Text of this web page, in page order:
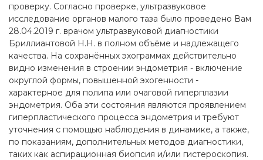
проверку. Согласно проверке, ультразвуковое
исследование органов малого таза было проведено Вам
28.04.2019 г. врачом ультразвуковой диагностики
Бриллиантовой Н.Н. в полном объёме и надлежащего
качества. На сохранённых эхограммах действительно
видно изменения в строении эндометрия - включение
округлой формы, повышенной эхогенности -
характерное для полипа или очаговой гиперплазии
эндометрия. Оба эти состояния являются проявлением
гиперпластического процесса эндометрия и требуют
уточнения с помощью наблюдения в динамике, а также,
по показаниям, дополнительных методов диагностики,
таких как аспирационная биопсия и/или гистероскопия.